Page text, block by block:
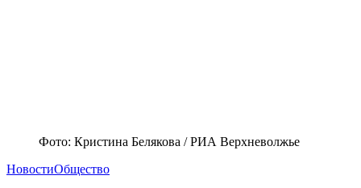
Фото: Кристина Белякова / РИА Верхневолжье
НовостиОбщество